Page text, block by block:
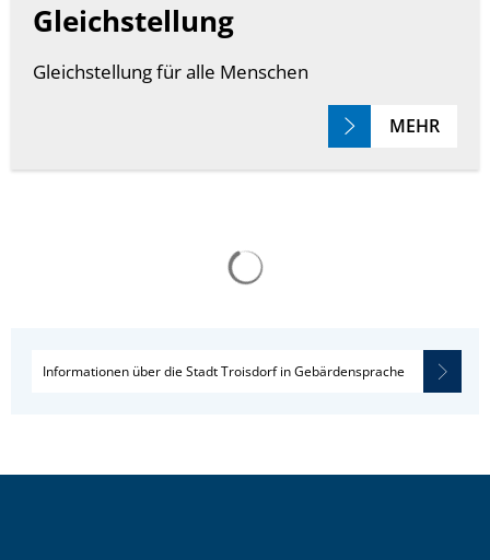
Gleichstellung
Gleichstellung für alle Menschen
MEHR
Informationen über die Stadt Troisdorf in Gebärdensprache